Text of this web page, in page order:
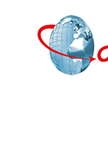
contenuto